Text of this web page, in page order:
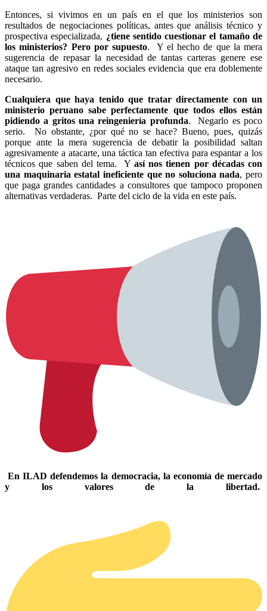
Entonces, si vivimos en un país en el que los ministerios son
resultados de negociaciones políticas, antes que análisis técnico y
prospectiva especializada, ¿tiene sentido cuestionar el tamaño de
los ministerios? Pero por supuesto. Y el hecho de que la mera
sugerencia de repasar la necesidad de tantas carteras genere ese
ataque tan agresivo en redes sociales evidencia que era doblemente
necesario.
Cualquiera que haya tenido que tratar directamente con un
ministerio peruano sabe perfectamente que todos ellos están
pidiendo a gritos una reingeniería profunda. Negarlo es poco
serio. No obstante, ¿por qué no se hace? Bueno, pues, quizás
porque ante la mera sugerencia de debatir la posibilidad saltan
agresivamente a atacarte, una táctica tan efectiva para espantar a los
técnicos que saben del tema. Y así nos tienen por décadas con
una maquinaria estatal ineficiente que no soluciona nada, pero
que paga grandes cantidades a consultores que tampoco proponen
alternativas verdaderas. Parte del ciclo de la vida en este país.
En ILAD defendemos la democracia, la economía de mercado
y los valores de la libertad.